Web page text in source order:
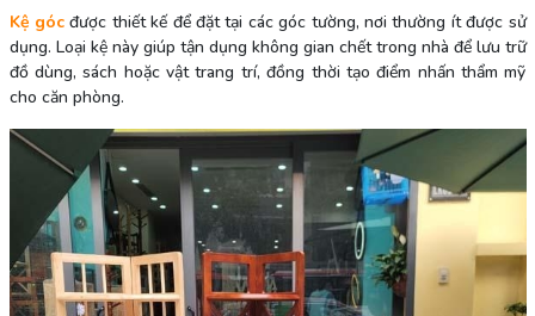
Kệ gócđược thiết kế để đặt tại các góc tường, nơi thường ít được sử
dụng. Loại kệ này giúp tận dụng không gian chết trong nhà để lưu trữ
đồ dùng, sách hoặc vật trang trí, đồng thời tạo điểm nhấn thẩm mỹ
cho căn phòng.